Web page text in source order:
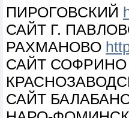
ПИРОГОВСКИЙ
САЙТ Г.
РАХМАНОВО
САЙТ
САЙТ